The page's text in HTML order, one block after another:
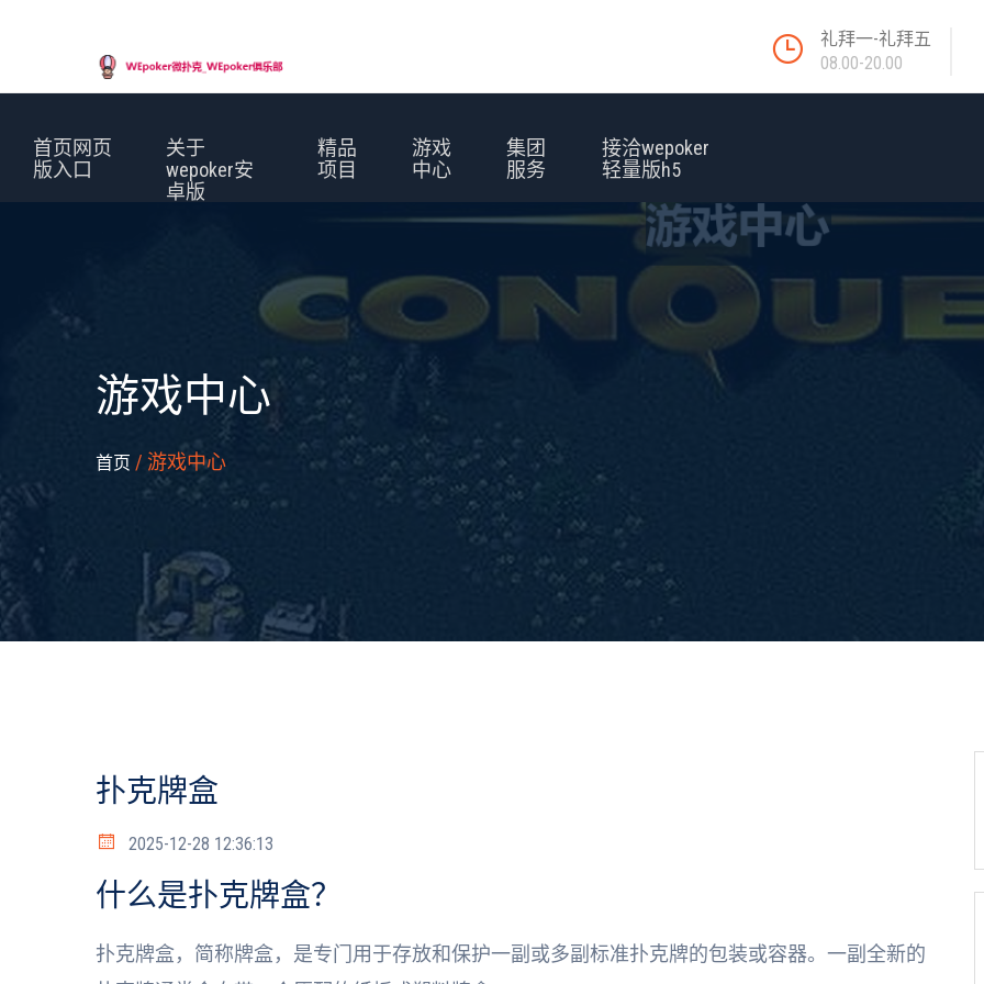
礼拜一-礼拜五
08.00-20.00
首页网页
版入口
关于
wepoker安
卓版
精品
项目
游戏
中心
集团
服务
接洽wepoker
轻量版h5
游戏中心
首页 / 游戏中心
扑克牌盒
2025-12-28 12:36:13
什么是扑克牌盒？
扑克牌盒，简称牌盒，是专门用于存放和保护一副或多副标准扑克牌的包装或容器。一副全新的